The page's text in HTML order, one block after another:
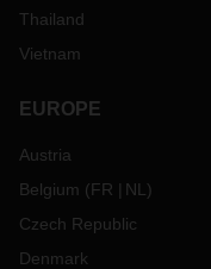
Thailand
Vietnam
EUROPE
Austria
Belgium (FR NL )
Czech Republic
Denmark